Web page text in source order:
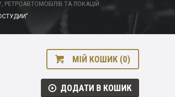
РЕТРОАВТОМОБІЛІВ ТА ЛОКАЦІЙ
МІЙ КОШИК (0)
ДОДАТИ В КОШИК